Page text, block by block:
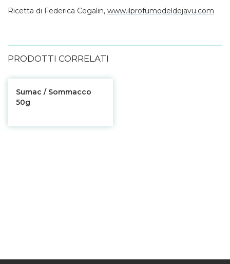
Ricetta di Federica Cegalin, www.ilprofumodeldejavu.com
PRODOTTI CORRELATI
Sumac / Sommacco
50g